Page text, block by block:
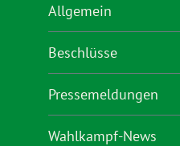
Allgemein
Beschlüsse
Pressemeldungen
Wahlkampf-News